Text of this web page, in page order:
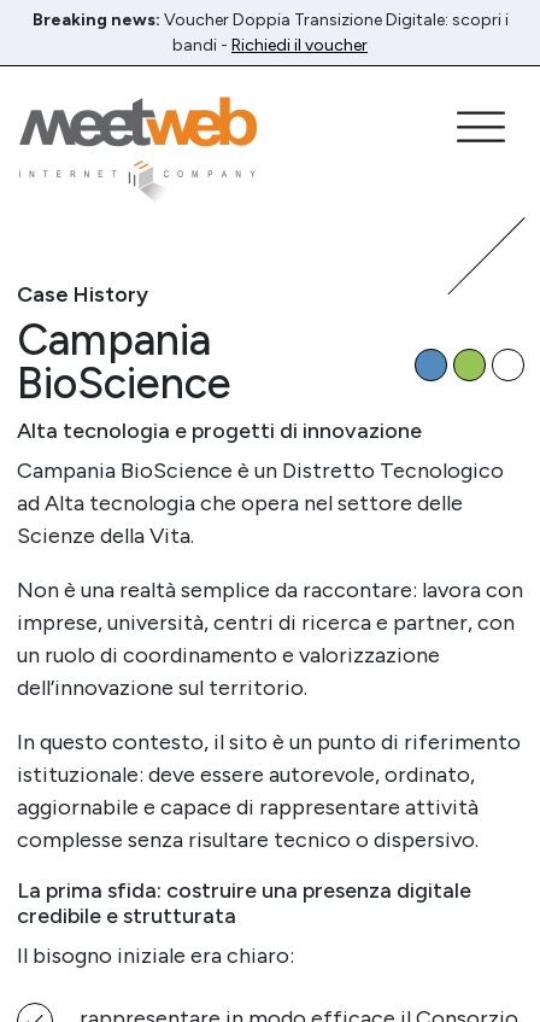
Breaking news: Voucher Doppia Transizione Digitale: scopri i
bandi - Richiedi il voucher
Case History
Campania
BioScience
Alta tecnologia e progetti di innovazione
Campania BioScience è un Distretto Tecnologico
ad Alta tecnologia che opera nel settore delle
Scienze della Vita.
Non è una realtà semplice da raccontare: lavora con
imprese, università, centri di ricerca e partner, con
un ruolo di coordinamento e valorizzazione
dell’innovazione sul territorio.
In questo contesto, il sito è un punto di riferimento
istituzionale: deve essere autorevole, ordinato,
aggiornabile e capace di rappresentare attività
complesse senza risultare tecnico o dispersivo.
La prima sfida: costruire una presenza digitale
credibile e strutturata
Il bisogno iniziale era chiaro: